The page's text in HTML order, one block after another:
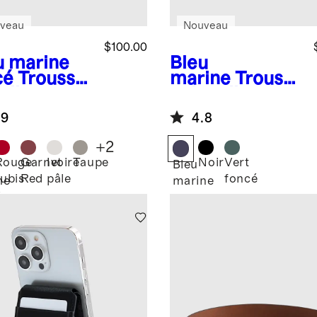
marine
Trousse
à
$100.00
Garnet
Red
Ivoire
pâle
Taupe
+2
Bleu
marine Trouss
nylon Voyage à
crochet
Nouveau
4.8
Bleu
marine
NoirVert
foncé